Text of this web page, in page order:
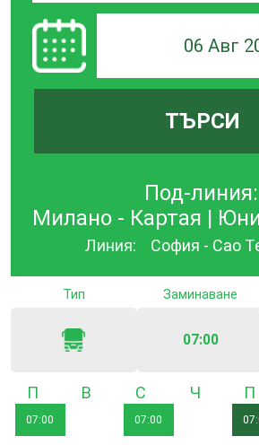
06 Авг
ТЪРСИ
Под-линия:
Милано - Картая |
Линия: София - Сао
Тип Заминаване
07:00
Понеделник
07:00
Вторник
07:00